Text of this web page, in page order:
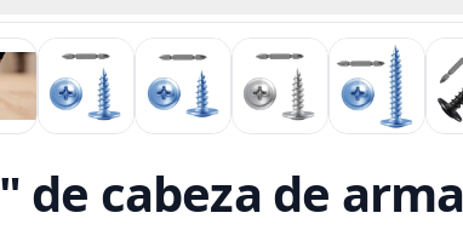
de cabeza de